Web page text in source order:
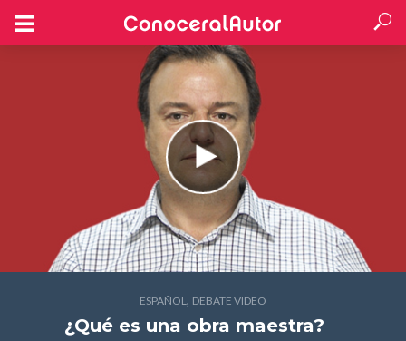
ESPAÑOL, DEBATE VIDEO
¿Qué es una obra maestra?